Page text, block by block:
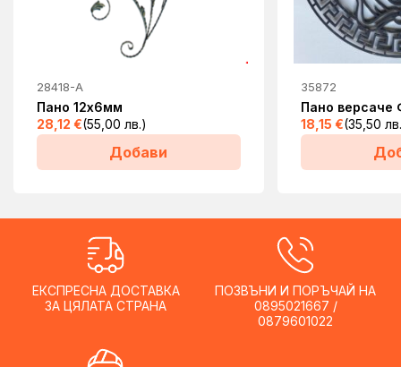
28418-А
Пано 12х6мм
28,12 €(55,00 лв.)
Добави
35872
Пано версаче
18,15 €(35,50
ЕКСПРЕСНА ДОСТАВКА
ЗА ЦЯЛАТА СТРАНА
ПОЗВЪНИ И ПОРЪЧАЙ НА
0895021667 /
0879601022